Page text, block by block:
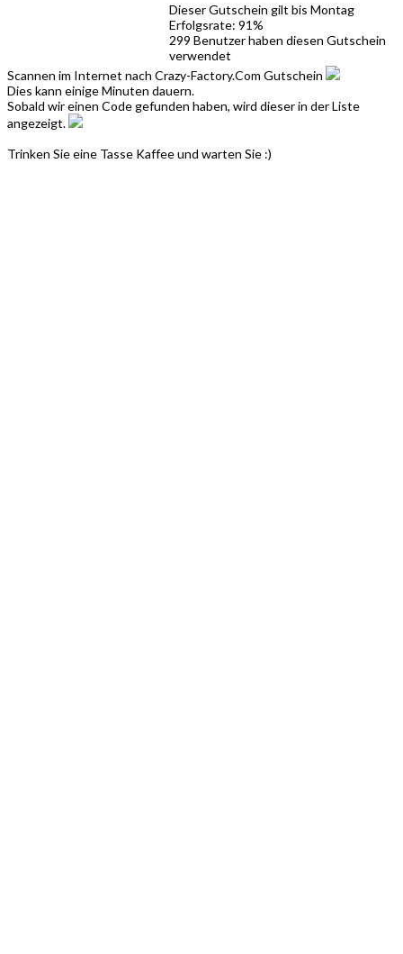
Dieser Gutschein gilt bis Montag
Erfolgsrate: 91%
299 Benutzer haben diesen Gutschein
verwendet
Scannen im Internet nach Crazy-Factory.Com Gutschein
Dies kann einige Minuten dauern.
Sobald wir einen Code gefunden haben, wird dieser in der Liste
angezeigt.
Trinken Sie eine Tasse Kaffee und warten Sie :)